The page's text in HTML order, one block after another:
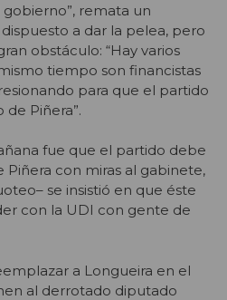
remata un
a dar la pelea, pero
obstáculo: “Hay varios
tiempo son financistas
para que el partido
Piñera”.
fue que el partido debe
Piñera con miras al gabinete,
se insistió en que éste
con la UDI con gente de
a Longueira en el
al derrotado diputado